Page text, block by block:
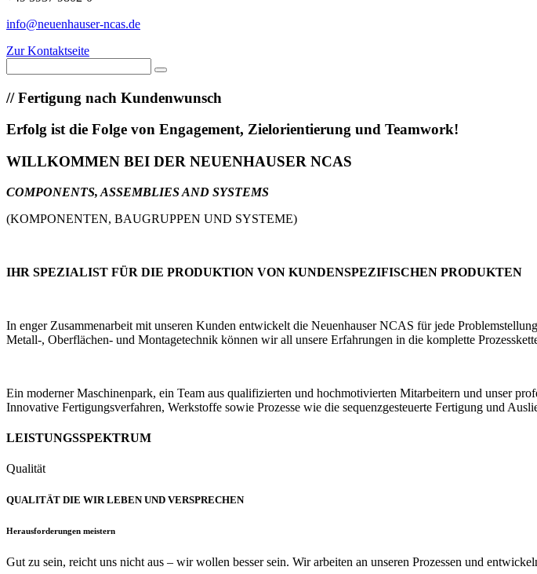
info@neuenhauser-ncas.de
Zur Kontaktseite
//Fertigung nach Kundenwunsch
Erfolg ist die Folge von Engagement, Zielorientierung und Teamwork!
WILLKOMMEN BEI DER NEUENHAUSER NCAS
COMPONENTS, ASSEMBLIES AND SYSTEMS
(KOMPONENTEN, BAUGRUPPEN UND SYSTEME)
IHR SPEZIALIST FÜR DIE PRODUKTION VON KUNDENSPEZIFISCHEN PRODUKTEN
In enger Zusammenarbeit mit unseren Kunden entwickelt die Neuenhauser NCAS für jede
Metall-, Oberflächen- und Montagetechnik können wir all unsere Erfahrungen in die komplette
Ein moderner Maschinenpark, ein Team aus qualifizierten und hochmotivierten Mitarbeitern und unser
Innovative Fertigungsverfahren, Werkstoffe sowie Prozesse wie die sequenzgesteuerte Fertigung und
LEISTUNGSSPEKTRUM
Qualität
QUALITÄT DIE WIR LEBEN UND VERSPRECHEN
Herausforderungen meistern
Gut zu sein, reicht uns nicht aus – wir wollen besser sein. Wir arbeiten an unseren Prozessen und